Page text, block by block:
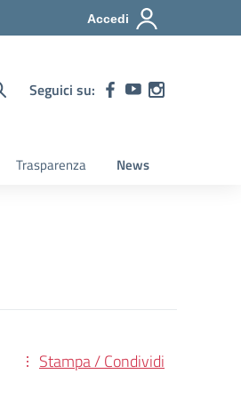
Accedi
Seguici su:
Trasparenza News
Stampa / Condividi